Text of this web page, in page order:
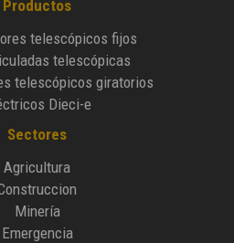
Productos
telescópicos fijos
telescópicas
telescópicos giratorios
Dieci-e
Sectores
Agricultura
Minería
Emergencia